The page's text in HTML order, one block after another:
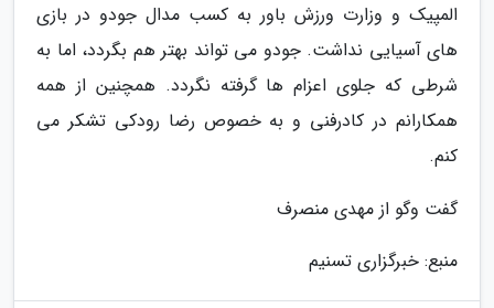
المپیک و وزارت ورزش باور به کسب مدال جودو در بازی
های آسیایی نداشت. جودو می تواند بهتر هم بگردد، اما به
شرطی که جلوی اعزام ها گرفته نگردد. همچنین از همه
همکارانم در کادرفنی و به خصوص رضا رودکی تشکر می
کنم.
گفت وگو از مهدی منصرف
منبع: خبرگزاری تسنیم